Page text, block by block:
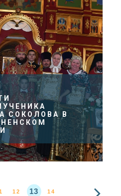
СОКОЛОВА В
12 13 14